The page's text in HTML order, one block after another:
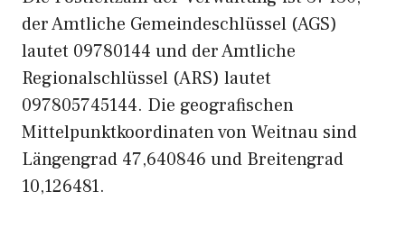
der Amtliche Gemeindeschlüssel (AGS)
lautet 09780144 und der Amtliche
Regionalschlüssel (ARS) lautet
097805745144. Die geografischen
Mittelpunktkoordinaten von Weitnau sind
Längengrad 47,640846 und Breitengrad
10,126481.